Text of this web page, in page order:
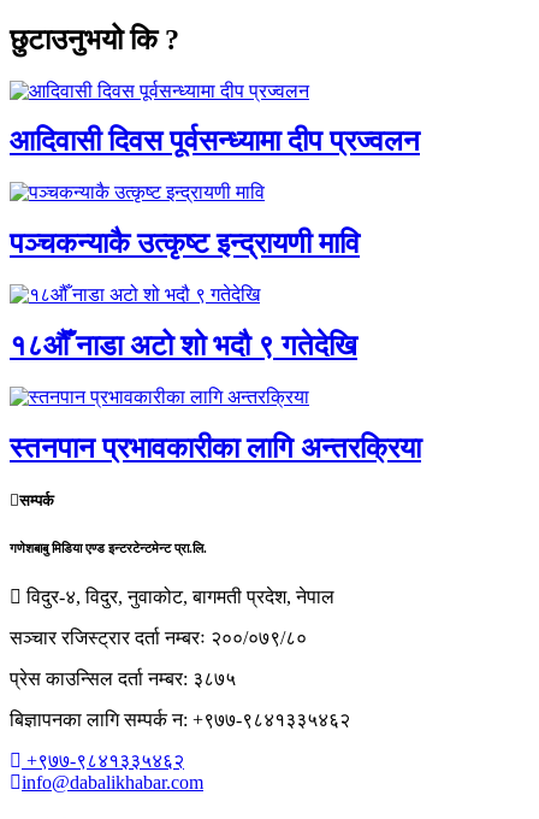
छुटाउनुभयो कि ?
आदिवासी दिवस पूर्वसन्ध्यामा दीप प्रज्वलन
पञ्चकन्याकै उत्कृष्ट इन्द्रायणी मावि
१८औँ नाडा अटो शो भदौ ९ गतेदेखि
स्तनपान प्रभावकारीका लागि अन्तरक्रिया
सम्पर्क
गणेशबाबु मिडिया एण्ड इन्टरटेन्टमेन्ट प्रा.लि.
विदुर-४, विदुर, नुवाकोट, बागमती प्रदेश, नेपाल
सञ्चार रजिस्ट्रार दर्ता नम्बरः २००/०७९/८०
प्रेस काउन्सिल दर्ता नम्बर: ३८७५
बिज्ञापनका लागि सम्पर्क न: +९७७-९८४१३३५४६२
+९७७-९८४१३३५४६२
info@dabalikhabar.com